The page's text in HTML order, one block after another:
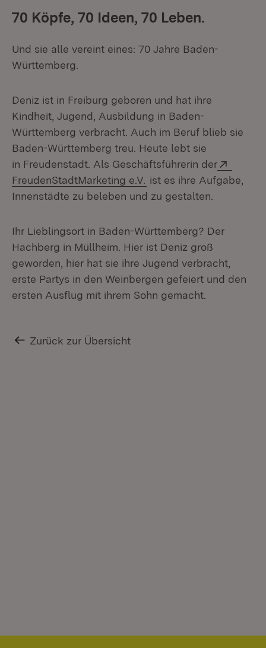
70 Köpfe, 70 Ideen, 70 Leben.
Und sie alle vereint eines: 70 Jahre Baden-
Württemberg.
Deniz ist in Freiburg geboren und hat ihre
Kindheit, Jugend, Ausbildung in Baden-
Württemberg verbracht. Auch im Beruf blieb sie
Baden-Württemberg treu. Heute lebt sie
in Freudenstadt. Als Geschäftsführerin der
FreudenStadtMarketing e.V. (Öffnet in neuem
ist es ihre Aufgabe,
Innenstädte zu beleben und zu gestalten.
Ihr Lieblingsort in Baden-Württemberg? Der
Hachberg in Müllheim. Hier ist Deniz groß
geworden, hier hat sie ihre Jugend verbracht,
erste Partys in den Weinbergen gefeiert und den
ersten Ausflug mit ihrem Sohn gemacht.
Zurück zur Übersicht